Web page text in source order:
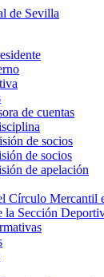
de cuentas
de socios
de socios
de apelación
Círculo Mercantil
la Sección